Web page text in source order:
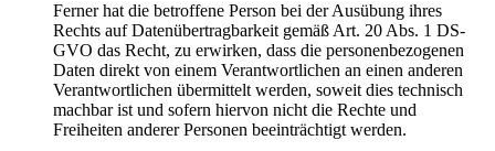
Ferner hat die betroffene Person bei der Ausübung ihres
Rechts auf Datenübertragbarkeit gemäß Art. 20 Abs. 1 DS-
GVO das Recht, zu erwirken, dass die personenbezogenen
Daten direkt von einem Verantwortlichen an einen anderen
Verantwortlichen übermittelt werden, soweit dies technisch
machbar ist und sofern hiervon nicht die Rechte und
Freiheiten anderer Personen beeinträchtigt werden.